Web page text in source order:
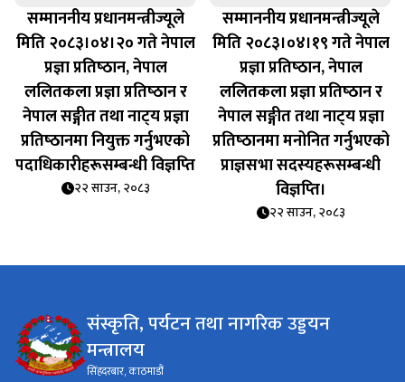
सम्माननीय प्रधानमन्त्रीज्यूले
मिति २०८३।०४।२० गते नेपाल
प्रज्ञा प्रतिष्‍ठान, नेपाल
ललितकला प्रज्ञा प्रतिष्‍ठान र
नेपाल सङ्गीत तथा नाट्‍य प्रज्ञा
प्रतिष्‍ठानमा नियुक्त गर्नुभएको
पदाधिकारीहरूसम्बन्धी विज्ञप्‍ति
२२ साउन, २०८३
सम्माननीय प्रधानमन्त्रीज्यूले
मिति २०८३।०४।१९ गते नेपाल
प्रज्ञा प्रतिष्‍ठान, नेपाल
ललितकला प्रज्ञा प्रतिष्‍ठान र
नेपाल सङ्गीत तथा नाट्‍य प्रज्ञा
प्रतिष्‍ठानमा मनोनित गर्नुभएको
प्राज्ञसभा सदस्यहरूसम्बन्धी
विज्ञप्‍ति।
२२ साउन, २०८३
संस्कृति, पर्यटन तथा नागरिक उड्डयन
मन्त्रालय
सिंहदरबार, काठमाडौं